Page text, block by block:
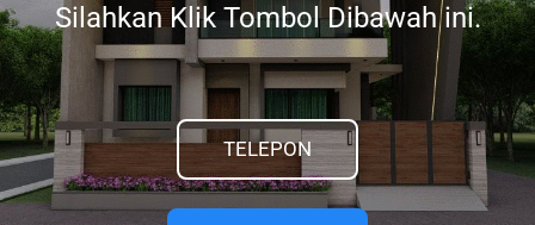
Silahkan Klik Tombol Dibawah ini.
TELEPON